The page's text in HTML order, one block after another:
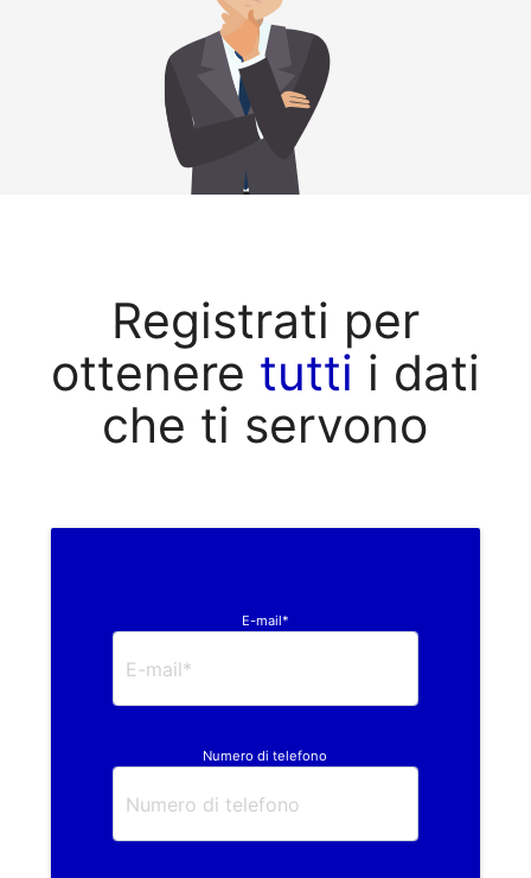
Registrati per
ottenere tutti i dati
che ti servono
E-mail*
Numero di telefono